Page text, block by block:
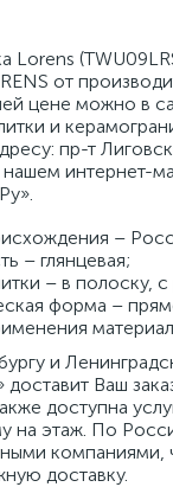
Lorens
от
цене можно в
и
пр-т
интернет-
–
– глянцевая;
– в полоску,
форма –
и
Ваш
доступна
на этаж. По
компаниями,
доставку.